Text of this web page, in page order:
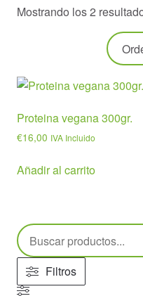
Mostrando los 2
Proteina vegana 300gr.
€16,00 IVA Incluido
Añadir al carrito
Buscar
Filtros